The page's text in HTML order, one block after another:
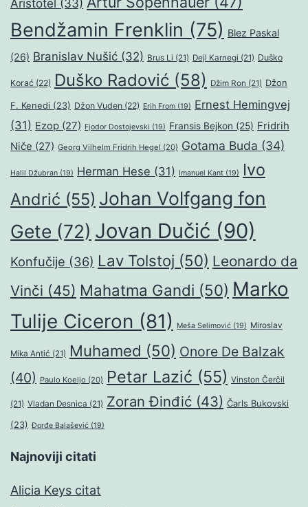
Aristotel (33)
Bendžamin Frenklin (75) Blez Paskal
(26) Branislav Nušić (32) Brus Li (21) Dejl Karnegi (21) Duško
Korać (22) Duško Radović (58) Džim Ron (21) Džon
F. Kenedi (23) Džon Vuden (22) Erih From (19) Ernest Hemingvej
(31) Ezop (27) Fjodor Dostojevski (19) Fransis Bejkon (25) Fridrih
Niče (27) Georg Vilhelm Fridrih Hegel (20) Gotama Buda (34)
Halil Džubran (19) Herman Hese (31) Imanuel Kant (19)
Ivo
Andrić (55) Johan Volfgang fon
Gete (72) Jovan Dučić (90)
Konfučije (36) Lav Tolstoj (50) Leonardo da
Vinči (45) Mahatma Gandi (50) Marko
Tulije Ciceron (81) Meša Selimović (19) Miroslav
Mika Antić (21) Muhamed (50) Onore De Balzak
(40) Paulo Koeljo (20) Petar Lazić (55) Vinston Čerčil
(21) Vladan Desnica (21) Zoran Đinđić (43) Čarls Bukovski
(23) Đorđe Balašević (19)
Najnoviji citati
Alicia Keys citat